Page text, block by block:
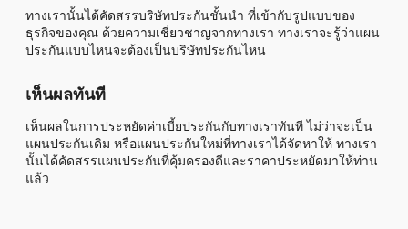
ทางเรานั้นได้คัดสรรบริษัทประกันชั้นนำ ที่เข้ากับรูปแบบของ
ธุรกิจของคุณ ด้วยความเชี่ยวชาญจากทางเรา ทางเราจะรู้ว่าแผน
ประกันแบบไหนจะต้องเป็นบริษัทประกันไหน
เห็นผลทันที
เห็นผลในการประหยัดค่าเบี้ยประกันกับทางเราทันที ไม่ว่าจะเป็น
แผนประกันเดิม หรือแผนประกันใหม่ที่ทางเราได้จัดหาให้ ทางเรา
นั้นได้คัดสรรแผนประกันที่คุ้มครองดีและราคาประหยัดมาให้ท่าน
แล้ว